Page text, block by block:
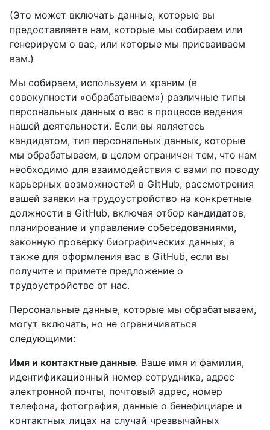
(Это может включать данные, которые вы
предоставляете нам, которые мы собираем или
генерируем о вас, или которые мы присваиваем
вам.)
Мы собираем, используем и храним (в
совокупности «обрабатываем») различные типы
персональных данных о вас в процессе ведения
нашей деятельности. Если вы являетесь
кандидатом, тип персональных данных, которые
мы обрабатываем, в целом ограничен тем, что нам
необходимо для взаимодействия с вами по поводу
карьерных возможностей в GitHub, рассмотрения
вашей заявки на трудоустройство на конкретные
должности в GitHub, включая отбор кандидатов,
планирование и управление собеседованиями,
законную проверку биографических данных, а
также для оформления вас в GitHub, если вы
получите и примете предложение о
трудоустройстве от нас.
Персональные данные, которые мы обрабатываем,
могут включать, но не ограничиваться
следующими:
Имя и контактные данные. Ваше имя и фамилия,
идентификационный номер сотрудника, адрес
электронной почты, почтовый адрес, номер
телефона, фотография, данные о бенефициаре и
контактных лицах на случай чрезвычайных